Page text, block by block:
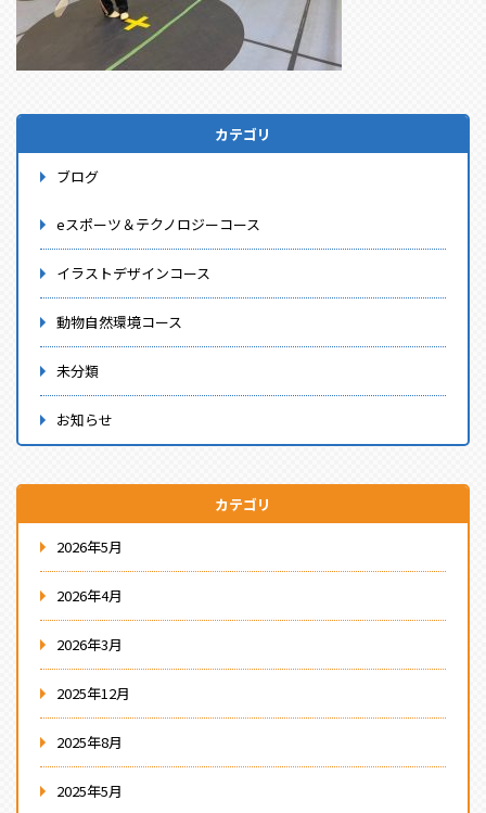
カテゴリ
ブログ
eスポーツ＆テクノロジーコース
イラストデザインコース
動物自然環境コース
未分類
お知らせ
カテゴリ
2026年5月
2026年4月
2026年3月
2025年12月
2025年8月
2025年5月